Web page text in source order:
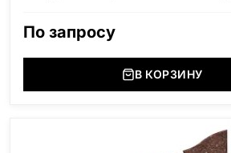
(Украина, Житомерская область),
(Украина, Житомерская область),
(Россия, Карелия), Амфиболит
минимальные стандартные размеры.
По запросу
В КОРЗИНУ